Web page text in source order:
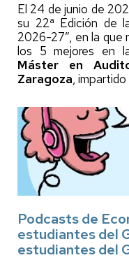
El 24 de junio de
su 22ª Edición de
2026-27”, en la que
los 5 mejores en
Máster en
Zaragoza, impartido
Podcasts de
estudiantes del
estudiantes del